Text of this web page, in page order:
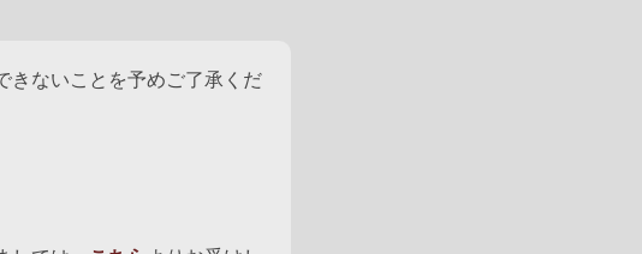
きないことを予めご了承くだ